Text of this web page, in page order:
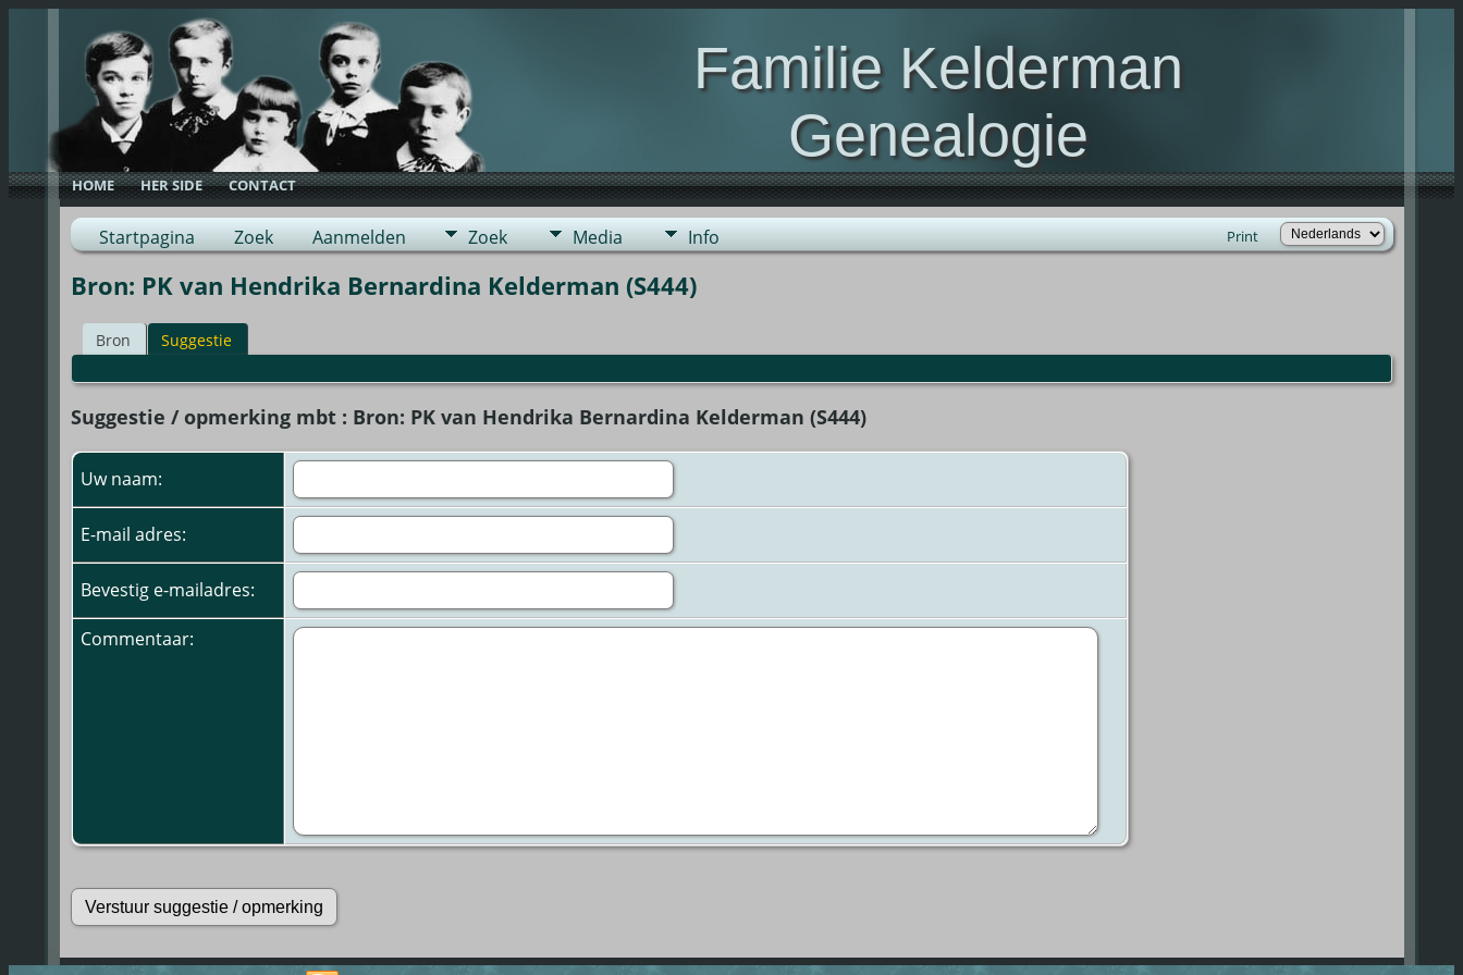
Familie Kelderman
Genealogie
Genealogie van de familie Kelderman(s)
HOME HER SIDE CONTACT
Startpagina Zoek Aanmelden Zoek Media Info Print
Bron: PK van Hendrika Bernardina Kelderman (S444)
Bron Suggestie
Suggestie / opmerking mbt : Bron: PK van Hendrika Bernardina Kelderman (S444)
Uw naam:
E-mail adres:
Bevestig e-mailadres:
Commentaar: